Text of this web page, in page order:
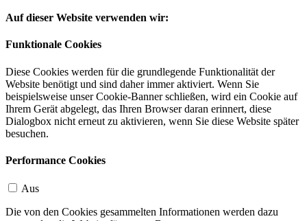
Auf dieser Website verwenden wir:
Funktionale Cookies
Diese Cookies werden für die grundlegende Funktionalität der
Website benötigt und sind daher immer aktiviert. Wenn Sie
beispielsweise unser Cookie-Banner schließen, wird ein Cookie auf
Ihrem Gerät abgelegt, das Ihren Browser daran erinnert, diese
Dialogbox nicht erneut zu aktivieren, wenn Sie diese Website später
besuchen.
Performance Cookies
Aus
Die von den Cookies gesammelten Informationen werden dazu